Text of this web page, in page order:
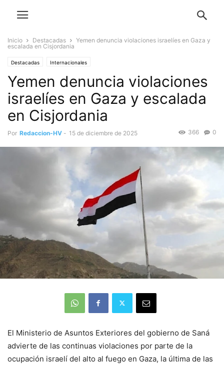
Inicio Destacadas
Yemen denuncia violaciones israelíes en Gaza y
escalada en Cisjordania
Destacadas Internacionales
Yemen denuncia violaciones
israelíes en Gaza y escalada
en Cisjordania
Por Redaccion-HV - 15 de diciembre de 2025 0
366
El Ministerio de Asuntos Exteriores del gobierno de Saná
advierte de las continuas violaciones por parte de la
ocupación israelí del alto al fuego en Gaza, la última de las